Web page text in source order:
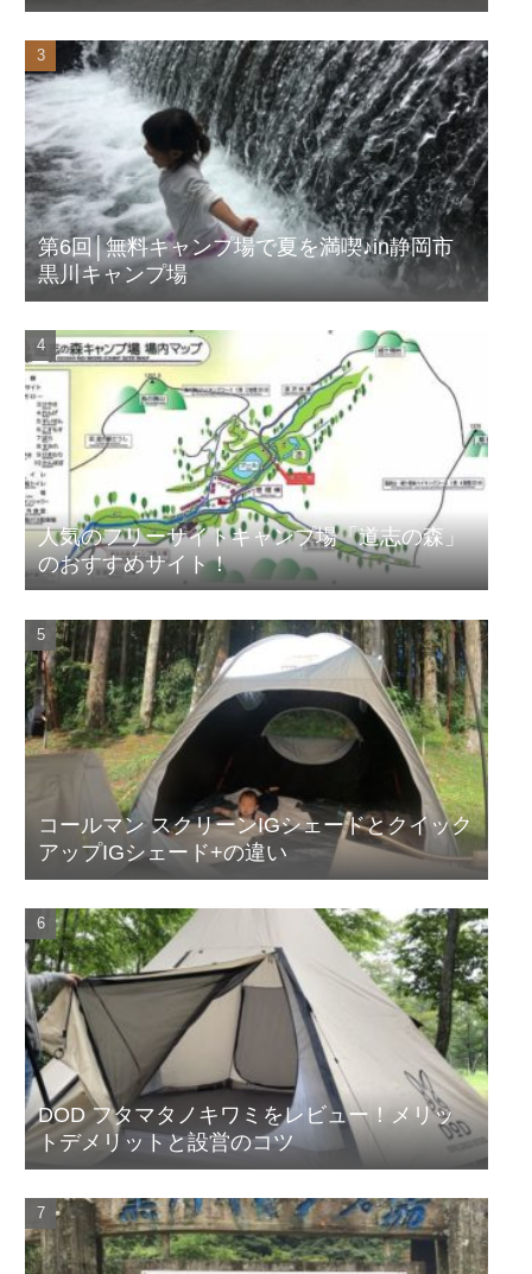
第6回│無料キャンプ場で夏を満喫♪in静岡市
黒川キャンプ場
人気のフリーサイトキャンプ場「道志の森」
のおすすめサイト！
コールマン スクリーンIGシェードとクイック
アップIGシェード+の違い
DOD フタマタノキワミをレビュー！メリッ
トデメリットと設営のコツ